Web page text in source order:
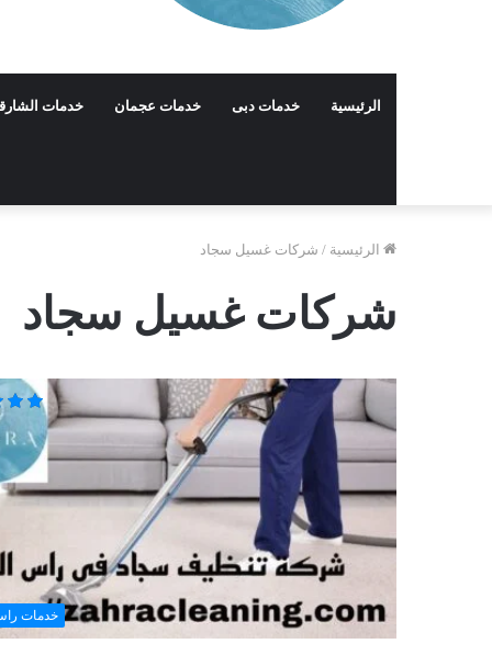
الرئيسية خدمات دبى خدمات عجمان خدمات
الرئيسية / شركات غسيل سجاد
شركات غسيل سجاد
خدمات